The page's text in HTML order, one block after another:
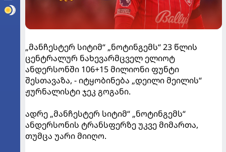
„მანჩესტერ სიტიმ“ „ნოტინგემს“ 23 წლის
ცენტრალურ ნახევარმცველ ელიოტ
ანდერსონში 106+15 მილიონი ფუნტი
შესთავაზა, - იტყობინება „დეილი მეილის“
ჟურნალისტი ჯეკ გოგანი.
ადრე „მანჩესტერ სიტიმ“ „ნოტინგემს“
ანდერსონის ტრანსფერზე უკვე მიმართა,
თუმცა უარი მიიღო.